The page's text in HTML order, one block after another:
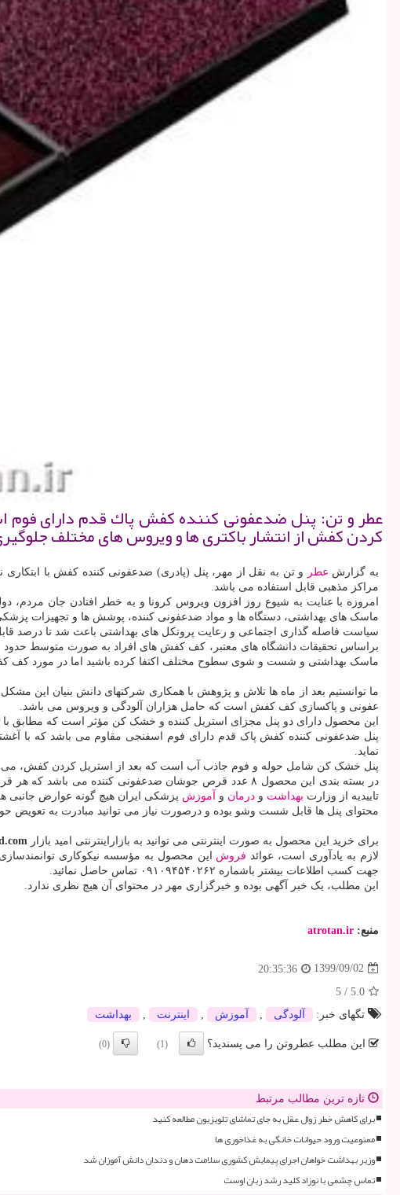
عطر و تن: پنل ضدعفونی كننده كفش پاك قدم دارای
كردن كفش از انتشار باكتری ها و ویروس های مختلف
به گزارش عطر
و تن به نقل از مهر، پنل (پادری) ضدعفونی کننده کفش با
مراکز مذهبی قابل استفاده می باشد.
امروزه با عنایت به شیوع روز افزون ویروس کرونا و به خطر افتادن جان مردم،
ماسک های بهداشتی، دستگاه ها و مواد ضدعفونی کننده، پوشش ها و تجهیزات
سیاست فاصله گذاری اجتماعی و رعایت پروتکل های بهداشتی باعث شد تا درصد قابل توجهی از انتشار ویروس کووید ۱۹ جلوگیری شود اما همچنان روزانه
ماسک بهداشتی و شست و شوی سطوح مختلف اکتفا کرده باشید اما در مورد کف
ما توانستیم بعد از ماه ها تلاش و پژوهش با همکاری شرکتهای دانش بنیان این
عفونی و پاکسازی کف کفش است که حامل هزاران آلودگی و ویروس می باشد.
این محصول دارای دو پنل مجزای استریل کننده و خشک کن مؤثر است که مطابق با
پنل ضدعفونی کننده کفش پاک قدم دارای فوم اسفنجی مقاوم می باشد که با
نماید.
پنل خشک کن شامل حوله و فوم جاذب آب است که بعد از استریل کردن کفش، می
تاییدیه از وزارت بهداشت و درمان و آموزش پزشکی ایران هیچ گونه عوارض جانبی هم
محتوای پنل ها قابل شست وشو بوده و درصورت نیاز می توانید مبادرت به تعویض
برای خرید این محصول به صورت اینترنتی می توانید به بازاراینترنتی امید بازار
لازم به یادآوری است، عوائد فروش این محصول به مؤسسه نیکوکاری
جهت کسب اطلاعات بیشتر باشماره ۰۹۱۰۹۴۵۴۰۲۶۲ تماس حاصل نمائید.
این مطلب، یک خبر آگهی بوده و خبرگزاری مهر در محتوای آن هیچ نظری ندارد.
منبع: atrotan.ir
1399/09/02
20:35:36
5.0
/
5
تگهای خبر:
آلودگی , آموزش , اینترنت , بهداشت
این مطلب عطروتن را می پسندید؟ (1)
(0)
تازه ترین مطالب مرتبط
برای کاهش خطر زوال عقل به جای تماشای تلویزیون مطالعه کنید
ممنوعیت ورود حیوانات خانگی به غذاخوری ها
وزیر بهداشت خواهان اجرای پیمایش کشوری سلامت دهان و دندان دانش آموزان شد
تماس چشمی با نوزاد کلید رشد زبان اوست